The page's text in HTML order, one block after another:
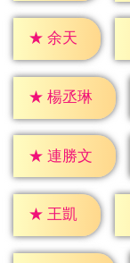
★ 余天
★ 楊丞琳
★ 連勝文
★ 王凱